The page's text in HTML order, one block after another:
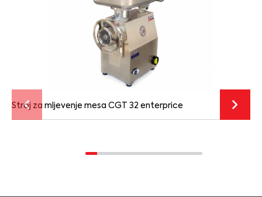
Stroj za mljevenje mesa CGT 32 enterprice